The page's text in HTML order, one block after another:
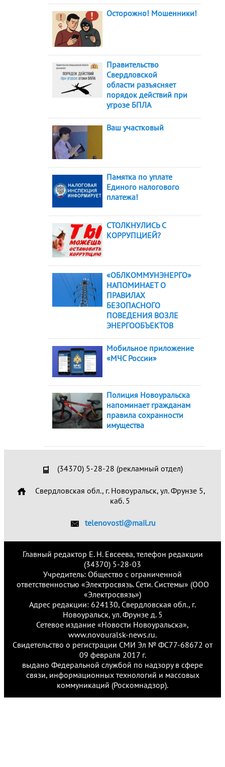
Осторожно! Мошенники!
Правительство
Свердловской
области разъясняет
порядок действий при
угрозе БПЛА
Ваш участковый
Памятка по уплате
Единого налогового
платежа!
СТОЛКНУЛИСЬ С
КОРРУПЦИЕЙ?
«ОБЛКОММУНЭНЕРГО»
НАПОМИНАЕТ О
ПРАВИЛАХ
БЕЗОПАСНОГО
ПОВЕДЕНИЯ ВОЗЛЕ
ЭНЕРГООБЪЕКТОВ
Мобильное приложение
«МЧС России»
Полиция Новоуральска
напоминает гражданам
правила сохранности
имущества
(34370) 5-28-28 (рекламный отдел)
Свердловская обл., г. Новоуральск, ул. Фрунзе 5,
каб. 5
telenovosti@mail.ru
Главный редактор Е. Н. Евсеева, телефон редакции
(34370) 5-28-03
Учредитель: Общество с ограниченной
ответственностью «Электросвязь. Сети. Системы» (ООО
«Электросвязь»)
Адрес редакции: 624130, Свердловская обл., г.
Новоуральск, ул. Фрунзе д. 5
Сетевое издание «Новости Новоуральска»,
www.novouralsk-news.ru.
Свидетельство о регистрации СМИ Эл № ФС77-68672 от
09 февраля 2017 г.
выдано Федеральной службой по надзору в сфере
связи, информационных технологий и массовых
коммуникаций (Роскомнадзор).